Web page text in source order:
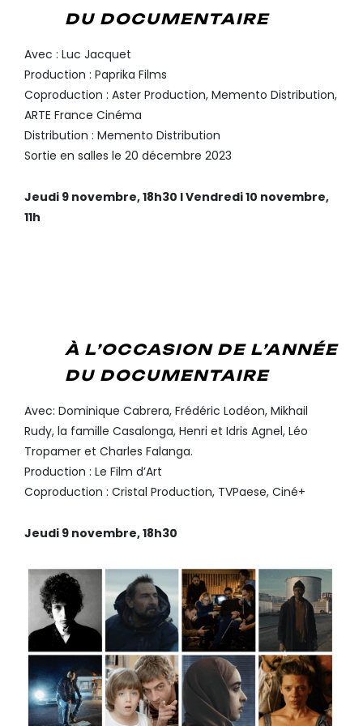
DU DOCUMENTAIRE
Avec : Luc Jacquet
Production : Paprika Films
Coproduction : Aster Production, Memento Distribution,
ARTE France Cinéma
Distribution : Memento Distribution
Sortie en salles le 20 décembre 2023
Jeudi 9 novembre, 18h30 I Vendredi 10 novembre,
11h
À L’OCCASION DE L’ANNÉE
DU DOCUMENTAIRE
Avec: Dominique Cabrera, Frédéric Lodéon, Mikhail
Rudy, la famille Casalonga, Henri et Idris Agnel, Léo
Tropamer et Charles Falanga.
Production : Le Film d’Art
Coproduction : Cristal Production, TVPaese, Ciné+
Jeudi 9 novembre, 18h30